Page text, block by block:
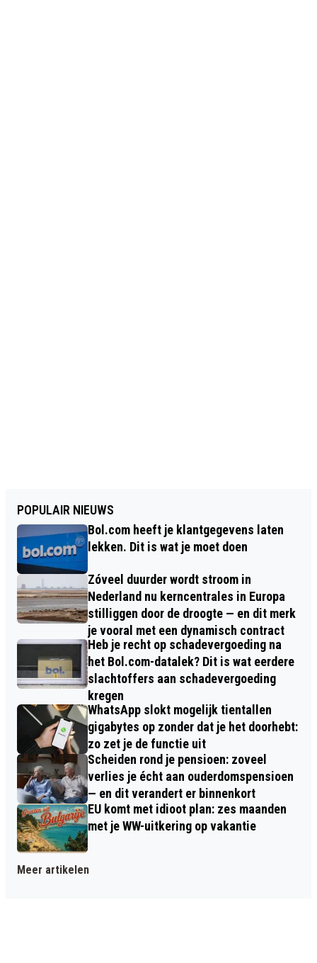
POPULAIR NIEUWS
Bol.com heeft je klantgegevens laten
lekken. Dit is wat je moet doen
Zóveel duurder wordt stroom in
Nederland nu kerncentrales in Europa
stilliggen door de droogte — en dit merk
je vooral met een dynamisch contract
Heb je recht op schadevergoeding na
het Bol.com-datalek? Dit is wat eerdere
slachtoffers aan schadevergoeding
kregen
WhatsApp slokt mogelijk tientallen
gigabytes op zonder dat je het doorhebt:
zo zet je de functie uit
Scheiden rond je pensioen: zoveel
verlies je écht aan ouderdomspensioen
— en dit verandert er binnenkort
EU komt met idioot plan: zes maanden
met je WW-uitkering op vakantie
Meer artikelen